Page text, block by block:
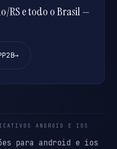
RS e todo o Brasil —
→
ANDROID E IOS
para android e ios